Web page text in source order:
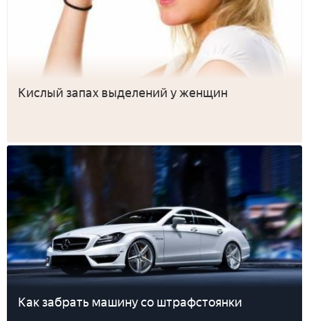
Кислый запах выделений у женщин
Как забрать машину со штрафстоянки